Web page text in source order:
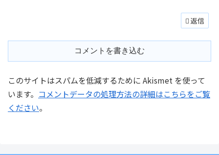
返信
コメントを書き込む
このサイトはスパムを低減するために Akismet を使って
います。 コメントデータの処理方法の詳細はこちらをご覧
ください。